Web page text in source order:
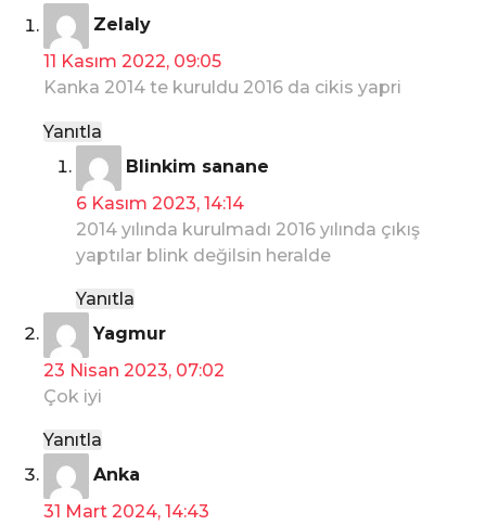
Zelaly
d
i
:
11 Kasım 2022, 09:05
Kanka 2014 te kuruldu 2016 da cikis yapri
Yanıtla
Blinkim sanane
i
k
6 Kasım 2023, 14:14
2014 yılında kurulmadı 2016 yılında çıkış
yaptılar blink değilsin heralde
Yanıtla
Yagmur
d
23 Nisan 2023, 07:02
Çok iyi
Yanıtla
Anka
d
31 Mart 2024, 14:43